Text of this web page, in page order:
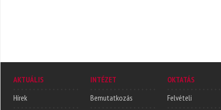
AKTUÁLIS
Hírek
INTÉZET
Bemutatkozás
OKTATÁS
Felvételi